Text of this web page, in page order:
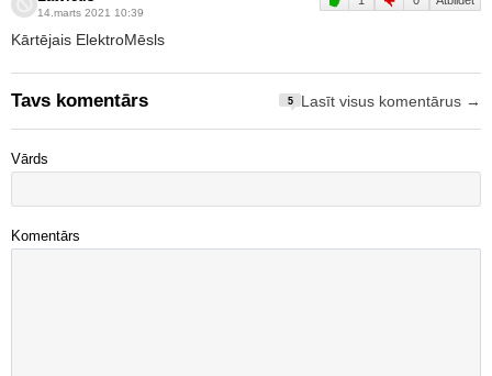
14.marts 2021 10:39
Kārtējais ElektroMēsls
Tavs komentārs 5 Lasīt visus komentārus →
Vārds
Komentārs